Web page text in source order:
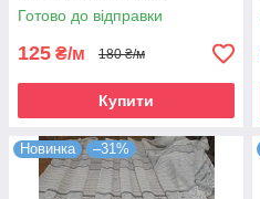
Готово до відправки
125 ₴/м 180 ₴/м
Купити
Новинка –31%